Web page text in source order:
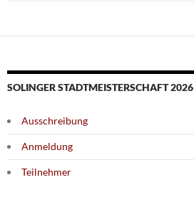
SOLINGER STADTMEISTERSCHAFT 2026
Ausschreibung
Anmeldung
Teilnehmer